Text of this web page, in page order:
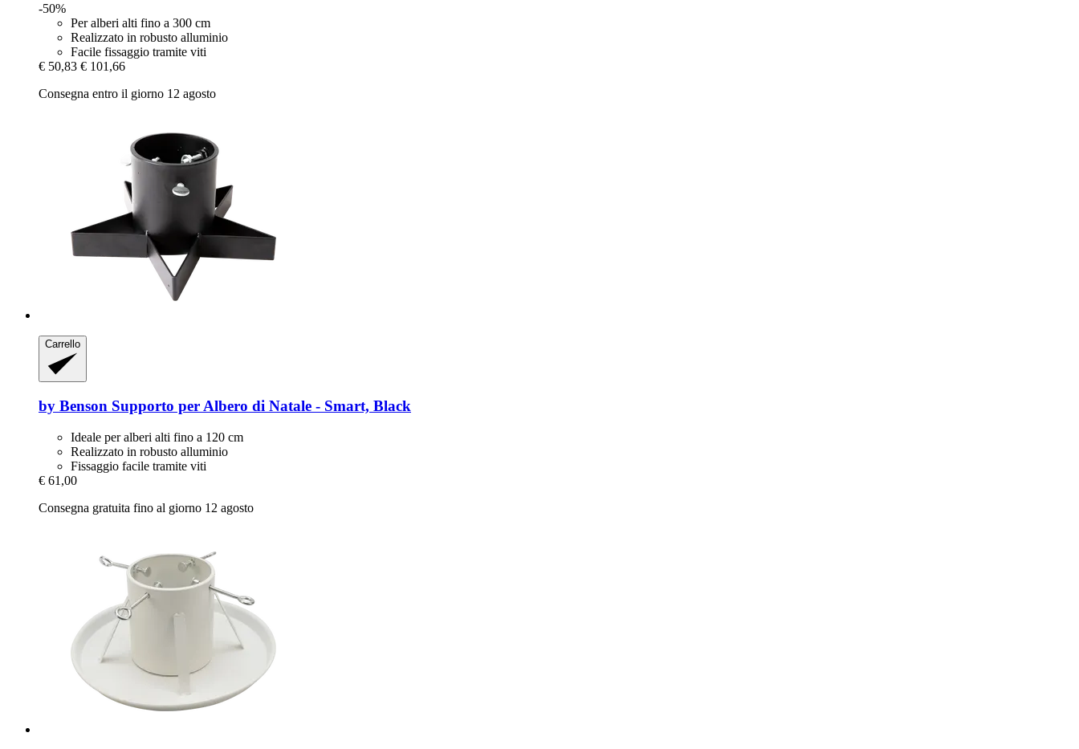
-50%
Per alberi alti fino a 300 cm
Realizzato in robusto alluminio
Facile fissaggio tramite viti
€ 50,83 € 101,66
Consegna entro il giorno 12 agosto
Carrello
by Benson Supporto per Albero di Natale -​ Smart, Black
Ideale per alberi alti fino a 120 cm
Realizzato in robusto alluminio
Fissaggio facile tramite viti
€ 61,00
Consegna gratuita fino al giorno 12 agosto